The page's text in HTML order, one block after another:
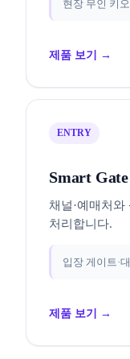
현장 무인 키
제품 보기 →
ENTRY
Smart Gate
채널·예매처
처리합니다.
입장 게이트·
제품 보기 →